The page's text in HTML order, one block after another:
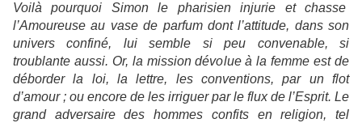
Voilà pourquoi Simon le pharisien injurie et chasse
l’Amoureuse au vase de parfum dont l’attitude, dans son
univers confiné, lui semble si peu convenable, si
troublante aussi. Or, la mission dévolue à la femme est de
déborder la loi, la lettre, les conventions, par un flot
d’amour ; ou encore de les irriguer par le flux de l’Esprit. Le
grand adversaire des hommes confits en religion, tel